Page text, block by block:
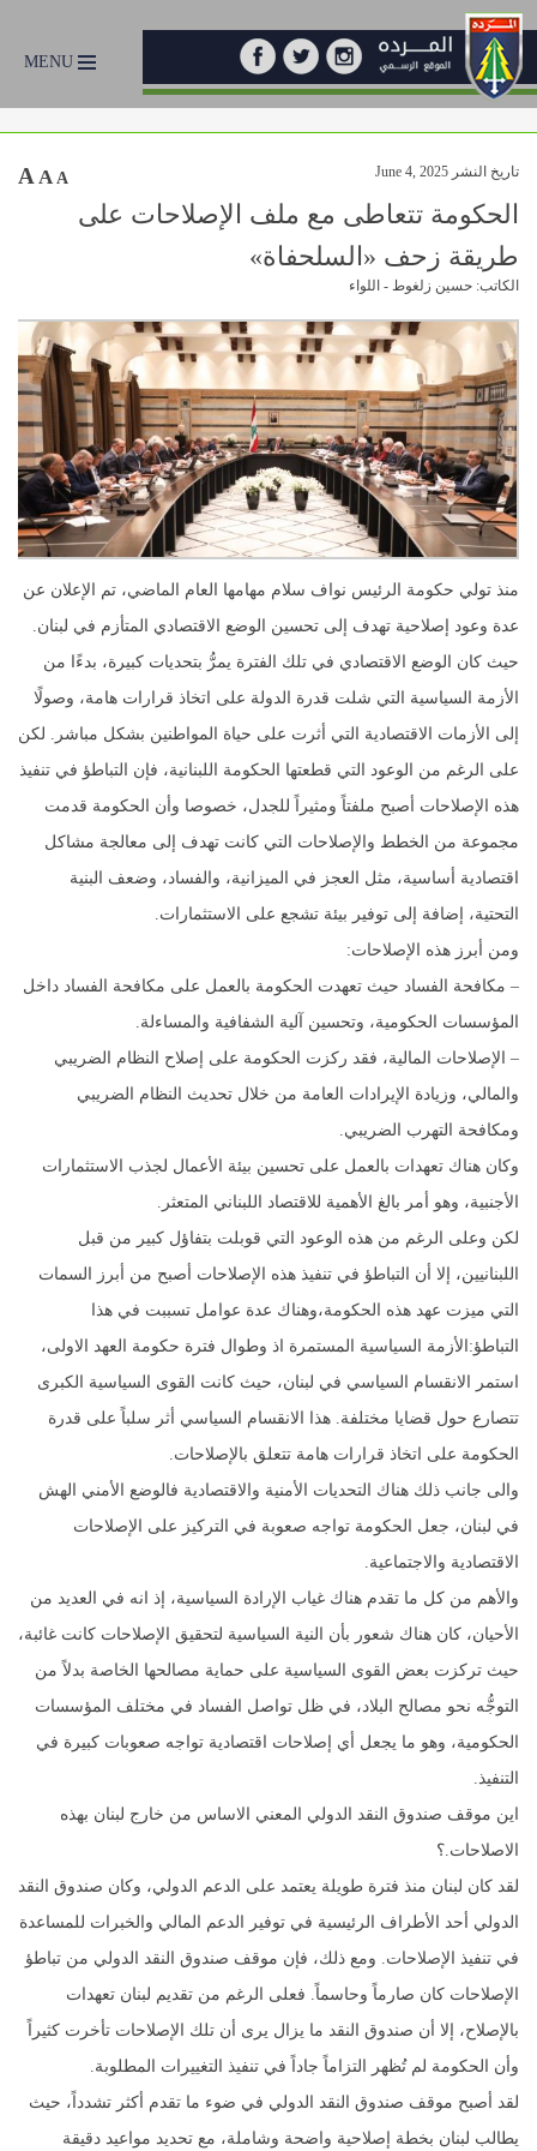
MENU
تاريخ النشر June 4, 2025 A A A
الحكومة تتعاطى مع ملف الإصلاحات على
طريقة زحف «السلحفاة»
الكاتب: حسين زلغوط - اللواء
منذ تولي حكومة الرئيس نواف سلام مهامها العام الماضي، تم الإعلان عن
عدة وعود إصلاحية تهدف إلى تحسين الوضع الاقتصادي المتأزم في لبنان.
حيث كان الوضع الاقتصادي في تلك الفترة يمرُّ بتحديات كبيرة، بدءًا من
الأزمة السياسية التي شلت قدرة الدولة على اتخاذ قرارات هامة، وصولًا
إلى الأزمات الاقتصادية التي أثرت على حياة المواطنين بشكل مباشر. لكن
على الرغم من الوعود التي قطعتها الحكومة اللبنانية، فإن التباطؤ في تنفيذ
هذه الإصلاحات أصبح ملفتاً ومثيراً للجدل، خصوصا وأن الحكومة قدمت
مجموعة من الخطط والإصلاحات التي كانت تهدف إلى معالجة مشاكل
اقتصادية أساسية، مثل العجز في الميزانية، والفساد، وضعف البنية
التحتية، إضافة إلى توفير بيئة تشجع على الاستثمارات.
ومن أبرز هذه الإصلاحات:
– مكافحة الفساد حيث تعهدت الحكومة بالعمل على مكافحة الفساد داخل
المؤسسات الحكومية، وتحسين آلية الشفافية والمساءلة.
– الإصلاحات المالية، فقد ركزت الحكومة على إصلاح النظام الضريبي
والمالي، وزيادة الإيرادات العامة من خلال تحديث النظام الضريبي
ومكافحة التهرب الضريبي.
وكان هناك تعهدات بالعمل على تحسين بيئة الأعمال لجذب الاستثمارات
الأجنبية، وهو أمر بالغ الأهمية للاقتصاد اللبناني المتعثر.
لكن وعلى الرغم من هذه الوعود التي قوبلت بتفاؤل كبير من قبل
اللبنانيين، إلا أن التباطؤ في تنفيذ هذه الإصلاحات أصبح من أبرز السمات
التي ميزت عهد هذه الحكومة،وهناك عدة عوامل تسببت في هذا
التباطؤ:الأزمة السياسية المستمرة اذ وطوال فترة حكومة العهد الاولى،
استمر الانقسام السياسي في لبنان، حيث كانت القوى السياسية الكبرى
تتصارع حول قضايا مختلفة. هذا الانقسام السياسي أثر سلباً على قدرة
الحكومة على اتخاذ قرارات هامة تتعلق بالإصلاحات.
والى جانب ذلك هناك التحديات الأمنية والاقتصادية فالوضع الأمني الهش
في لبنان، جعل الحكومة تواجه صعوبة في التركيز على الإصلاحات
الاقتصادية والاجتماعية.
والأهم من كل ما تقدم هناك غياب الإرادة السياسية، إذ انه في العديد من
الأحيان، كان هناك شعور بأن النية السياسية لتحقيق الإصلاحات كانت غائبة،
حيث تركزت بعض القوى السياسية على حماية مصالحها الخاصة بدلاً من
التوجُّه نحو مصالح البلاد، في ظل تواصل الفساد في مختلف المؤسسات
الحكومية، وهو ما يجعل أي إصلاحات اقتصادية تواجه صعوبات كبيرة في
التنفيذ.
اين موقف صندوق النقد الدولي المعني الاساس من خارج لبنان بهذه
الاصلاحات.؟
لقد كان لبنان منذ فترة طويلة يعتمد على الدعم الدولي، وكان صندوق النقد
الدولي أحد الأطراف الرئيسية في توفير الدعم المالي والخبرات للمساعدة
في تنفيذ الإصلاحات. ومع ذلك، فإن موقف صندوق النقد الدولي من تباطؤ
الإصلاحات كان صارماً وحاسماً. فعلى الرغم من تقديم لبنان تعهدات
بالإصلاح، إلا أن صندوق النقد ما يزال يرى أن تلك الإصلاحات تأخرت كثيراً
وأن الحكومة لم تُظهر التزاماً جاداً في تنفيذ التغييرات المطلوبة.
لقد أصبح موقف صندوق النقد الدولي في ضوء ما تقدم أكثر تشدداً، حيث
يطالب لبنان بخطة إصلاحية واضحة وشاملة، مع تحديد مواعيد دقيقة